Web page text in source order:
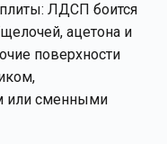
ЛДСП боится
ацетона и
поверхности
или сменными